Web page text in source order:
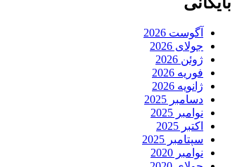
آگوست 2026
جولای 2026
ژوئن 2026
فوریه 2026
ژانویه 2026
دسامبر 2025
نوامبر 2025
اکتبر 2025
سپتامبر 2025
نوامبر 2020